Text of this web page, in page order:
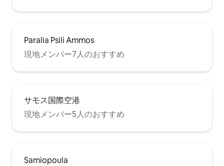
Paralia Psili Ammos
現地メンバー7人のおすすめ
サモス国際空港
現地メンバー5人のおすすめ
Samiopoula